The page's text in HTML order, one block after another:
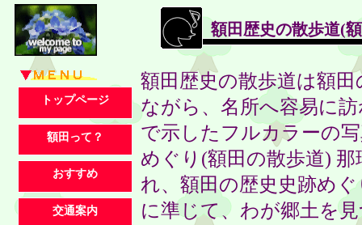
額田歴史の散歩道(
トップページ
額田って？
おすすめ
交通案内
額田歴史の散歩道は額
ながら、名所へ容易に
で示したフルカラーの
めぐり(額田の散歩道)
れ、額田の歴史史跡め
に準じて、わが郷土を